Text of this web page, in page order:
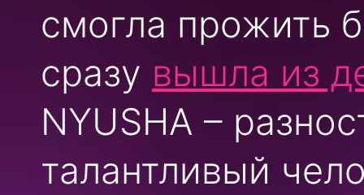
смогла прожить
сразу вышла из
NYUSHA –
талантливый